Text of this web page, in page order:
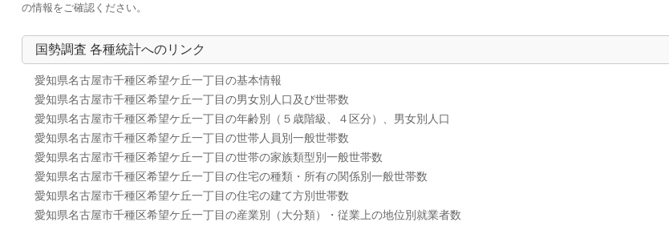
の情報をご確認ください。
国勢調査 各種統計へのリンク
愛知県名古屋市千種区希望ケ丘一丁目の基本情報
愛知県名古屋市千種区希望ケ丘一丁目の男女別人口及び世帯数
愛知県名古屋市千種区希望ケ丘一丁目の年齢別（５歳階級、４区分）、男女別人口
愛知県名古屋市千種区希望ケ丘一丁目の世帯人員別一般世帯数
愛知県名古屋市千種区希望ケ丘一丁目の世帯の家族類型別一般世帯数
愛知県名古屋市千種区希望ケ丘一丁目の住宅の種類・所有の関係別一般世帯数
愛知県名古屋市千種区希望ケ丘一丁目の住宅の建て方別世帯数
愛知県名古屋市千種区希望ケ丘一丁目の産業別（大分類）・従業上の地位別就業者数